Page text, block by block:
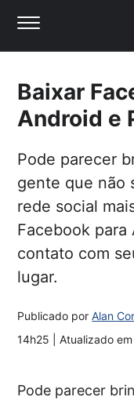
Baixar
Android e
Pode parecer
gente que não
rede social
Facebook
contato com
lugar.
Publicado porAlan
14h25
| Atualizado
Pode parecer